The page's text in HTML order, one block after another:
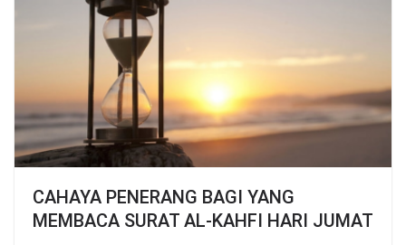
CAHAYA PENERANG BAGI YANG
MEMBACA SURAT AL-KAHFI HARI JUMAT